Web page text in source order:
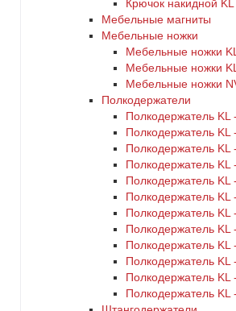
Крючок накидной
Мебельные магниты
Мебельные ножки
Мебельные ножки
Мебельные ножки
Мебельные ножки
Полкодержатели
Полкодержатель KL
Полкодержатель KL
Полкодержатель KL
Полкодержатель KL
Полкодержатель KL
Полкодержатель KL
Полкодержатель KL
Полкодержатель KL
Полкодержатель KL
Полкодержатель KL
Полкодержатель KL
Полкодержатель KL